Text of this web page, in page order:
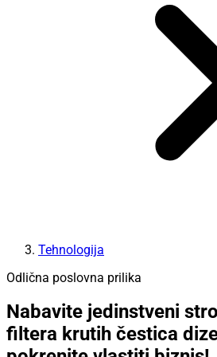
Tehnologija
Odlična poslovna prilika
Nabavite jedinstveni
filtera krutih čestica